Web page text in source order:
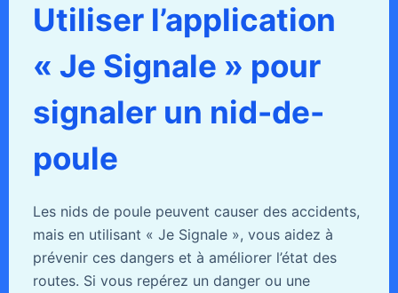
Utiliser l’application
« Je Signale » pour
signaler un nid-de-
poule
Les nids de poule peuvent causer des accidents,
mais en utilisant « Je Signale », vous aidez à
prévenir ces dangers et à améliorer l’état des
routes. Si vous repérez un danger ou une